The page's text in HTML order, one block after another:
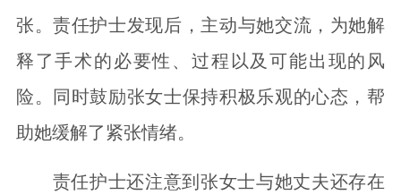
张。责任护士发现后，主动与她交流，为她解
释了手术的必要性、过程以及可能出现的风
险。同时鼓励张女士保持积极乐观的心态，帮
助她缓解了紧张情绪。
责任护士还注意到张女士与她丈夫还存在